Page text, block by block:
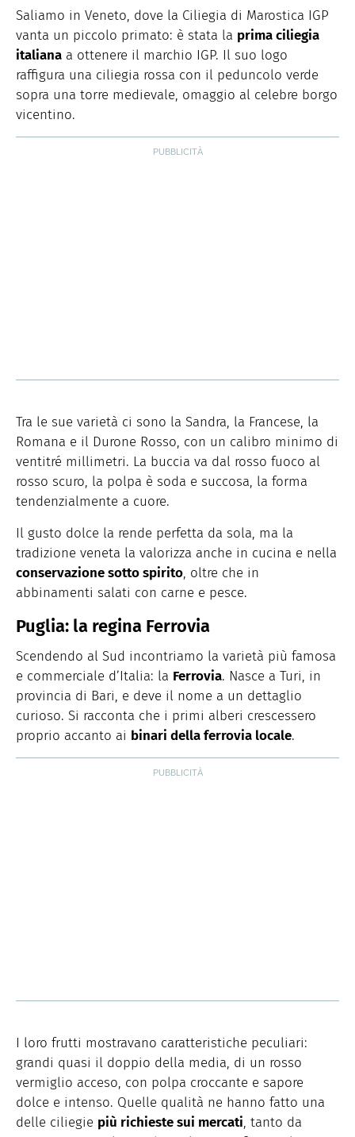
Saliamo in Veneto, dove la Ciliegia di Marostica IGP
vanta un piccolo primato: è stata la prima ciliegia
italiana a ottenere il marchio IGP. Il suo logo
raffigura una ciliegia rossa con il peduncolo verde
sopra una torre medievale, omaggio al celebre borgo
vicentino.
Tra le sue varietà ci sono la Sandra, la Francese, la
Romana e il Durone Rosso, con un calibro minimo di
ventitré millimetri. La buccia va dal rosso fuoco al
rosso scuro, la polpa è soda e succosa, la forma
tendenzialmente a cuore.
Il gusto dolce la rende perfetta da sola, ma la
tradizione veneta la valorizza anche in cucina e nella
conservazione sotto spirito, oltre che in
abbinamenti salati con carne e pesce.
Puglia: la regina Ferrovia
Scendendo al Sud incontriamo la varietà più famosa
e commerciale d’Italia: la Ferrovia. Nasce a Turi, in
provincia di Bari, e deve il nome a un dettaglio
curioso. Si racconta che i primi alberi crescessero
proprio accanto ai binari della ferrovia locale.
I loro frutti mostravano caratteristiche peculiari:
grandi quasi il doppio della media, di un rosso
vermiglio acceso, con polpa croccante e sapore
dolce e intenso. Quelle qualità ne hanno fatto una
delle ciliegie più richieste sui mercati, tanto da